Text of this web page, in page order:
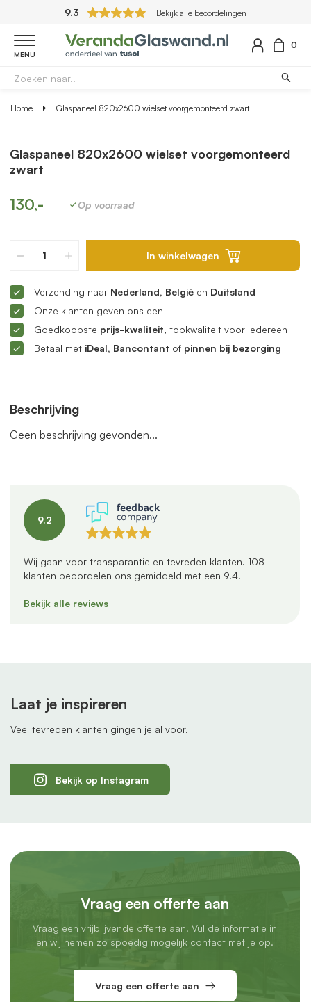
9.3 Bekijk alle beoordelingen
MENU
0
Home Glaspaneel 820x2600 wielset voorgemonteerd zwart
Beschrijving
Geen beschrijving gevonden...
9.2
Wij gaan voor transparantie en tevreden klanten. 108
klanten beoordelen ons gemiddeld met een 9.4.
Bekijk alle reviews
Glaspaneel 820x2600 wielset voorgemonteerd
zwart
130,- Op voorraad
In winkelwagen
Verzending naar Nederland, België en Duitsland
Onze klanten geven ons een
Goedkoopste prijs-kwaliteit, topkwaliteit voor iedereen
Betaal met iDeal, Bancontant of pinnen bij bezorging
Laat je inspireren
Veel tevreden klanten gingen je al voor.
Bekijk op Instagram
Vraag een offerte aan
Vraag een vrijblijvende offerte aan. Vul de informatie in
en wij nemen zo spoedig mogelijk contact met je op.
Vraag een offerte aan